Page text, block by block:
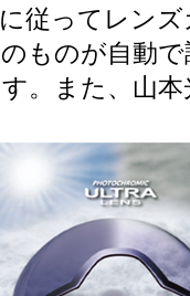
に従ってレン
のものが自動
す。また、山